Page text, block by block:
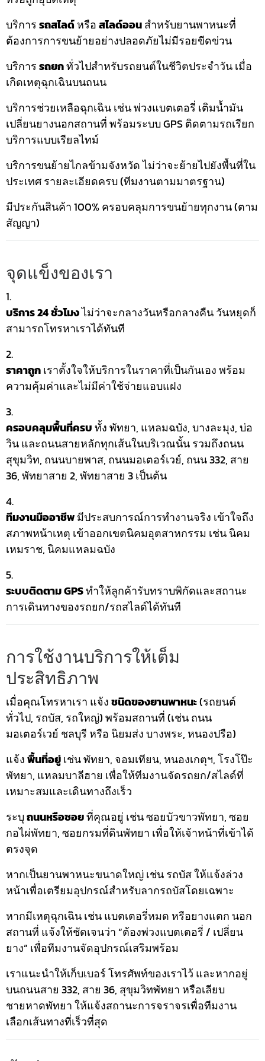
บริการรถสไลด์หรือสไลด์ออนสำหรับยานพาหนะที่
ต้องการการขนย้ายอย่างปลอดภัยไม่มีรอยขีดข่วน
บริการรถยกทั่วไปสำหรับรถยนต์ในชีวิตประจำวัน เมื่อ
เกิดเหตุฉุกเฉินบนถนน
บริการช่วยเหลือฉุกเฉิน เช่น พ่วงแบตเตอรี่ เติมน้ำมัน
เปลี่ยนยางนอกสถานที่ พร้อมระบบ GPS ติดตามรถเรียก
บริการแบบเรียลไทม์
บริการขนย้ายไกลข้ามจังหวัด ไม่ว่าจะย้ายไปยังพื้นที่ใน
ประเทศ รายละเอียดครบ (ทีมงานตามมาตรฐาน)
มีประกันสินค้า 100% ครอบคลุมการขนย้ายทุกงาน (ตาม
สัญญา)
จุดแข็งของเรา
บริการ 24 ชั่วโมงไม่ว่าจะกลางวันหรือกลางคืน วันหยุดก็
สามารถโทรหาเราได้ทันที
ราคาถูกเราตั้งใจให้บริการในราคาที่เป็นกันเอง พร้อม
ความคุ้มค่าและไม่มีค่าใช้จ่ายแอบแฝง
ครอบคลุมพื้นที่ครบทั้ง พัทยา, แหลมฉบัง, บางละมุง, บ่อ
วิน และถนนสายหลักทุกเส้นในบริเวณนั้น รวมถึงถนน
สุขุมวิท, ถนนบายพาส, ถนนมอเตอร์เวย์, ถนน 332, สาย
36, พัทยาสาย 2, พัทยาสาย 3 เป็นต้น
ทีมงานมืออาชีพมีประสบการณ์การทำงานจริง เข้าใจถึง
สภาพหน้าเหตุ เข้าออกเขตนิคมอุตสาหกรรม เช่น นิคม
เหมราช, นิคมแหลมฉบัง
ระบบติดตาม GPSทำให้ลูกค้ารับทราบพิกัดและสถานะ
การเดินทางของรถยก/รถสไลด์ได้ทันที
การใช้งานบริการให้เต็ม
ประสิทธิภาพ
เมื่อคุณโทรหาเรา แจ้งชนิดของยานพาหนะ(รถยนต์
ทั่วไป, รถบัส, รถใหญ่) พร้อมสถานที่ (เช่น ถนน
มอเตอร์เวย์ ชลบุรี หรือ นิยมส่ง บางพระ, หนองปรือ)
แจ้งพื้นที่อยู่เช่น พัทยา, จอมเทียน, หนองเกตุฯ, โรงโป๊ะ
พัทยา, แหลมบาลีฮาย เพื่อให้ทีมงานจัดรถยก/สไลด์ที่
เหมาะสมและเดินทางถึงเร็ว
ระบุถนนหรือซอยที่คุณอยู่ เช่น ซอยบัวขาวพัทยา, ซอย
กอไผ่พัทยา, ซอยกรมที่ดินพัทยา เพื่อให้เจ้าหน้าที่เข้าได้
ตรงจุด
หากเป็นยานพาหนะขนาดใหญ่ เช่น รถบัส ให้แจ้งล่วง
หน้าเพื่อเตรียมอุปกรณ์สำหรับลากรถบัสโดยเฉพาะ
หากมีเหตุฉุกเฉิน เช่น แบตเตอรี่หมด หรือยางแตก นอก
สถานที่ แจ้งให้ชัดเจนว่า “ต้องพ่วงแบตเตอรี่ / เปลี่ยน
ยาง” เพื่อทีมงานจัดอุปกรณ์เสริมพร้อม
เราแนะนำให้เก็บเบอร์ โทรศัพท์ของเราไว้ และหากอยู่
บนถนนสาย 332, สาย 36, สุขุมวิทพัทยา หรือเลียบ
ชายหาดพัทยา ให้แจ้งสถานะการจราจรเพื่อทีมงาน
เลือกเส้นทางที่เร็วที่สุด